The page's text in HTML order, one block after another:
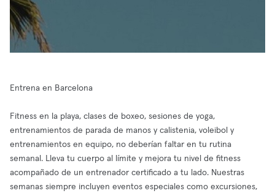
Entrena en Barcelona
Fitness en la playa, clases de boxeo, sesiones de yoga,
entrenamientos de parada de manos y calistenia, voleibol y
entrenamientos en equipo, no deberían faltar en tu rutina
semanal. Lleva tu cuerpo al límite y mejora tu nivel de fitness
acompañado de un entrenador certificado a tu lado. Nuestras
semanas siempre incluyen eventos especiales como excursiones,